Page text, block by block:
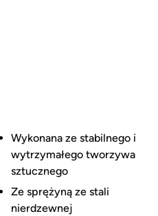
Wykonana ze stabilnego i
wytrzymałego tworzywa
sztucznego
Ze sprężyną ze stali
nierdzewnej